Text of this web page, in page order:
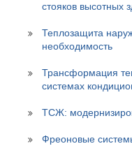
стояков высотных
Теплозащита
необходимость
Трансформация
системах
ТСЖ:
Фреоновые